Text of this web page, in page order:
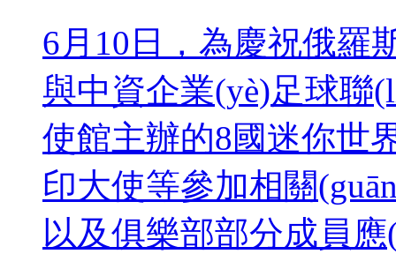
6月10日，為慶祝俄
與中資企業(yè)足球聯
使館主辦的8國迷你世界
印大使等參加相關
以及俱樂部部分成員應